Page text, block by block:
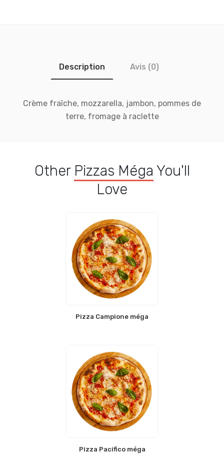
Description Avis (0)
Crème fraîche, mozzarella, jambon, pommes de
terre, fromage à raclette
Other Pizzas Méga You'll
Love
Pizza Campione méga
Pizza Pacifico méga